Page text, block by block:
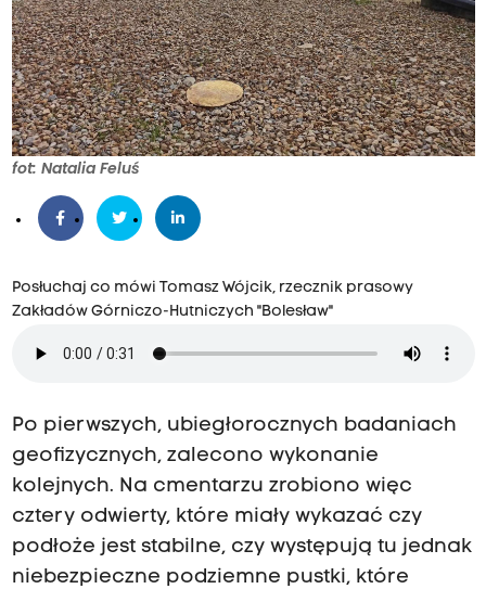
fot: Natalia Feluś
Posłuchaj co mówi Tomasz Wójcik, rzecznik prasowy
Zakładów Górniczo-Hutniczych "Bolesław"
Po pierwszych, ubiegłorocznych badaniach
geofizycznych, zalecono wykonanie
kolejnych. Na cmentarzu zrobiono więc
cztery odwierty, które miały wykazać czy
podłoże jest stabilne, czy występują tu jednak
niebezpieczne podziemne pustki, które